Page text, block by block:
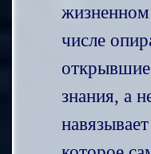
числе
знания, а